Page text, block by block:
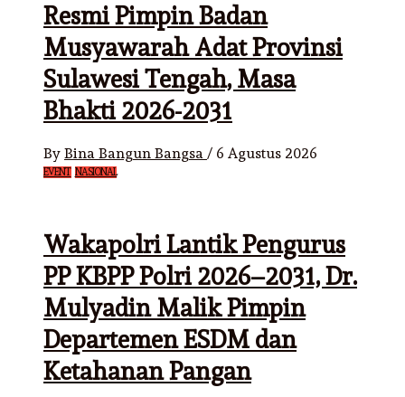
Resmi Pimpin Badan
Musyawarah Adat Provinsi
Sulawesi Tengah, Masa
Bhakti 2026-2031
By Bina Bangun Bangsa / 6 Agustus 2026
EVENT NASIONAL
Wakapolri Lantik Pengurus
PP KBPP Polri 2026–2031, Dr.
Mulyadin Malik Pimpin
Departemen ESDM dan
Ketahanan Pangan